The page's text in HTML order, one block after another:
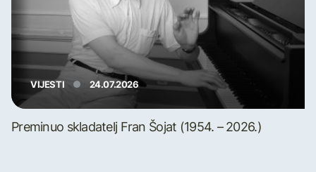
VIJESTI 24.07.2026
Preminuo skladatelj Fran Šojat (1954. – 2026.)